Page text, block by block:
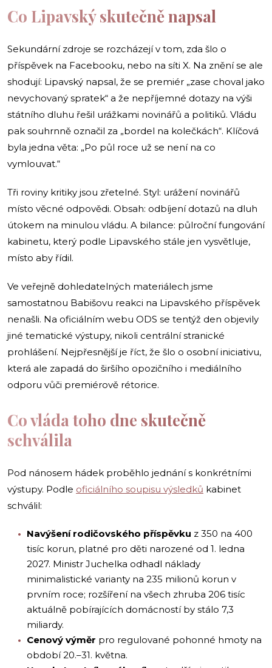
Co Lipavský skutečně napsal
Sekundární zdroje se rozcházejí v tom, zda šlo o
příspěvek na Facebooku, nebo na síti X. Na znění se ale
shodují: Lipavský napsal, že se premiér „zase choval jako
nevychovaný spratek“ a že nepříjemné dotazy na výši
státního dluhu řešil urážkami novinářů a politiků. Vládu
pak souhrnně označil za „bordel na kolečkách“. Klíčová
byla jedna věta: „Po půl roce už se není na co
vymlouvat.“
Tři roviny kritiky jsou zřetelné. Styl: urážení novinářů
místo věcné odpovědi. Obsah: odbíjení dotazů na dluh
útokem na minulou vládu. A bilance: půlroční fungování
kabinetu, který podle Lipavského stále jen vysvětluje,
místo aby řídil.
Ve veřejně dohledatelných materiálech jsme
samostatnou Babišovu reakci na Lipavského příspěvek
nenašli. Na oficiálním webu ODS se tentýž den objevily
jiné tematické výstupy, nikoli centrální stranické
prohlášení. Nejpřesnější je říct, že šlo o osobní iniciativu,
která ale zapadá do širšího opozičního i mediálního
odporu vůči premiérově rétorice.
Co vláda toho dne skutečně
schválila
Pod nánosem hádek proběhlo jednání s konkrétními
výstupy. Podle oficiálního soupisu výsledků kabinet
schválil:
Navýšení rodičovského příspěvku z 350 na 400
tisíc korun, platné pro děti narozené od 1. ledna
2027. Ministr Juchelka odhadl náklady
minimalistické varianty na 235 milionů korun v
prvním roce; rozšíření na všech zhruba 206 tisíc
aktuálně pobírajících domácností by stálo 7,3
miliardy.
Cenový výměr pro regulované pohonné hmoty na
období 20.–31. května.